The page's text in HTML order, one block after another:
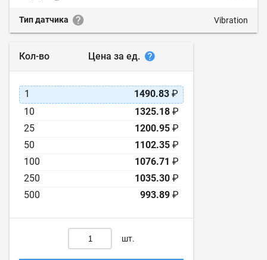
Тип датчика Vibration
Кол-во Цена за ед.
1 1490.83 ₽
10
1325.18 ₽
25
1200.95 ₽
50
1102.35 ₽
100
1076.71 ₽
250
1035.30 ₽
500
993.89 ₽
шт.